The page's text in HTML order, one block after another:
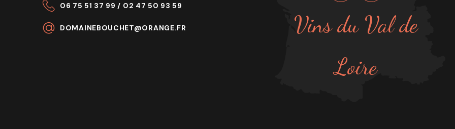
06 75 51 37 99 / 02 47 50 93 59
DOMAINEBOUCHET@ORANGE.FR
Vins du Val de
Loire